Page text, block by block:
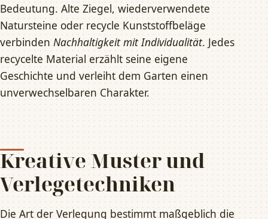
Bedeutung. Alte Ziegel, wiederverwendete
Natursteine oder recycle Kunststoffbeläge
verbinden Nachhaltigkeit mit Individualität. Jedes
recycelte Material erzählt seine eigene
Geschichte und verleiht dem Garten einen
unverwechselbaren Charakter.
Kreative Muster und
Verlegetechniken
Die Art der Verlegung bestimmt maßgeblich die